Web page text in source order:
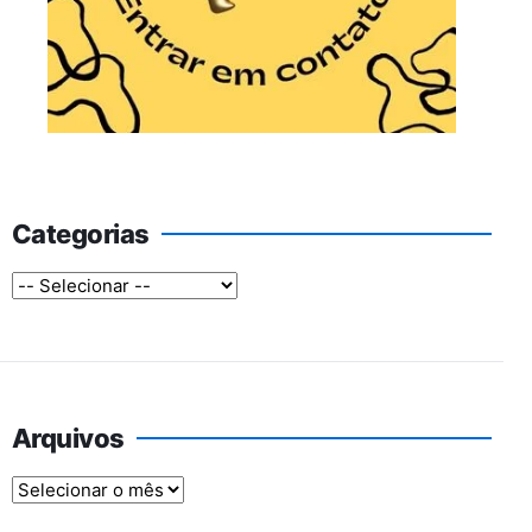
Categorias
Arquivos
Arquivos